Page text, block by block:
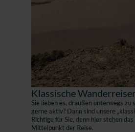
Klassische
Sie lieben es, draußen unterwegs zu
gerne aktiv? Dann sind unsere
Richtige für Sie, denn hier stehen
Mittelpunkt der Reise.